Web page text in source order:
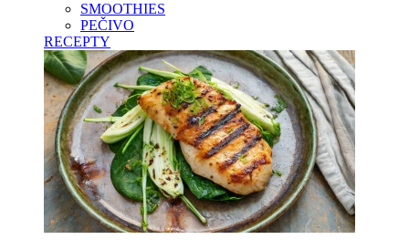
SMOOTHIES
PEČIVO
RECEPTY